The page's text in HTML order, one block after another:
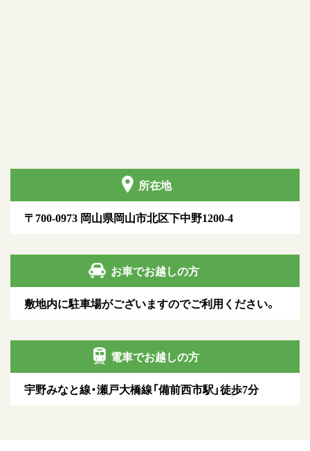
所在地
〒700-0973 岡山県岡山市北区下中野1200-4
お車でお越しの方
敷地内に駐車場がございますのでご利用ください。
電車でお越しの方
宇野みなと線・瀬戸大橋線「備前西市駅」徒歩7分